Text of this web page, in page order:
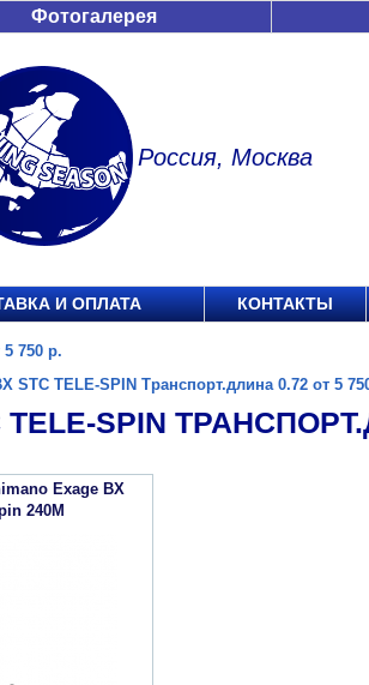
Фотогалерея
Россия, Москва
И ОПЛАТА КОНТАКТЫ
750 р.
STC TELE-SPIN Транспорт.длина 0.72 от 5
TELE-SPIN
Exage BX
240M